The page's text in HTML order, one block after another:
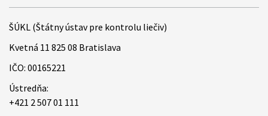
ŠÚKL (Štátny ústav pre kontrolu liečiv)
Kvetná 11 825 08 Bratislava
IČO: 00165221
Ústredňa:
+421 2 507 01 111